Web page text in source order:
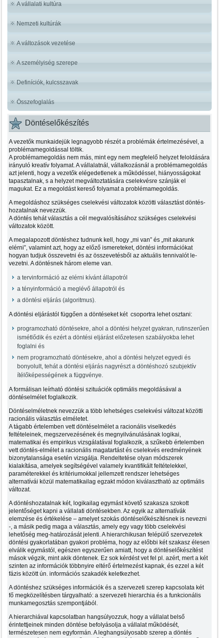
A vállalati kultúra
Nemzeti kultúrák
A változások vezetése
A személyiség szerepe
Definíciók, kulcsszavak
Összefoglalás
Döntéselőkészítés
A vezetők munkaidejük legnagyobb részét a problémák értelmezésével, a
problémamegoldással töltik.
A problémamegoldás nem más, mint egy nem megfelelő helyzet feloldására
irányuló kreatív folyamat. A vállalatnál, vállalkozásnál a problémamegoldás
azt jelenti, hogy a vezetők elégedetlenek a működéssel, hiányosságokat
tapasztalnak, s a helyzet megváltoztatására cselekvésre szánják el
magukat. Ez a megoldást kereső folyamat a problémamegoldás.
A megoldáshoz szükséges cselekvési változatok közötti választást döntés-
hozatalnak nevezzük.
A döntés tehát választás a cél megvalósításához szükséges cselekvési
változatok között.
A megalapozott döntéshez tudnunk kell, hogy „mi van” és „mit akarunk
elérni”, valamint azt, hogy az előző ismereteket, döntési információkat
hogyan tudjuk összevetni és az összevetésből az aktuális tennivalót le-
vezetni. A döntésnek három eleme van.
a tervinformáció az elérni kívánt állapotról
a tényinformáció a meglévő állapotról és
a döntési eljárás (algoritmus).
A döntési eljárástól függően a döntéseket két csoportra lehet osztani:
programozható döntésekre, ahol a döntési helyzet gyakran, rutinszerűen
ismétlődik és ezért a döntési eljárást előzetesen szabályokba lehet
foglalni és
nem programozható döntésekre, ahol a döntési helyzet egyedi és
bonyolult, tehát a döntési eljárás nagyrészt a döntéshozó szubjektív
ítélőképességének a függvénye.
A formálisan leírható döntési szituációk optimális megoldásával a
döntéselmélet foglalkozik.
Döntéselméletnek nevezzük a több lehetséges cselekvési változat közötti
racionális választás elméletet.
A tágabb értelemben vett döntéselmélet a racionális viselkedés
feltételeinek, megszervezésének és megnyilvánulásának logikai,
matematikai és empirikus vizsgálatával foglalkozik, a szűkebb értelemben
vett döntés-elmélet a racionális magatartást és cselekvés eredményének
bizonytalansága esetén vizsgálja. Rendeltetése olyan módszerek
kialakítása, amelyek segítségével valamely kvantifikált feltételekkel,
paraméterekkel és kritériumokkal jellemzett rendszer lehetséges
alternatívái közül matematikailag egzakt módon kiválasztható az optimális
változat.
A döntéshozatalnak két, logikailag egymást követő szakasza szokott
jelentőséget kapni a vállalati döntésekben. Az egyik az alternatívák
elemzése és értékelése – amelyet szokás döntéselőkészítésnek is nevezni
-, a másik pedig maga a választás, amely egy vagy több cselekvési
lehetőség meg-határozását jelenti. A hierarchikusan felépülő szervezetek
döntési gyakorlatában gyakori probléma, hogy az előbbi két szakasz élesen
elválik egymástól, egészen egyszerűen amiatt, hogy a döntéselőkészítést
mások végzik, mint akik döntenek. Ez sok kérdést vet fel pl. azért, mert a két
szinten az információk többnyire eltérő értelmezést kapnak, és ezzel a két
fázis között ún. információs szakadék keletkezhet.
A döntéshez szükséges információk és a szervezeti szerep kapcsolata két
fő megközelítésben tárgyalható: a szervezeti hierarchia és a funkcionális
munkamegosztás szempontjából.
A hierarchiával kapcsolatban hangsúlyozzuk, hogy a vállalat belső
érintettjeinek minden döntése befolyásolja a vállalat működését,
természetesen nem egyformán. A leghangsúlyosabb szerep a döntés